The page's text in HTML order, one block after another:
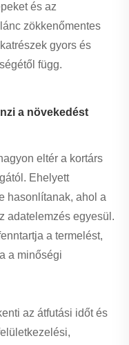
és az
zökkenőmentes
gyors és
függ.
a növekedést
eltér a kortárs
Ehelyett
hasonlítanak, ahol a
adatelemzés egyesül.
a termelést,
a minőségi
az átfutási időt és